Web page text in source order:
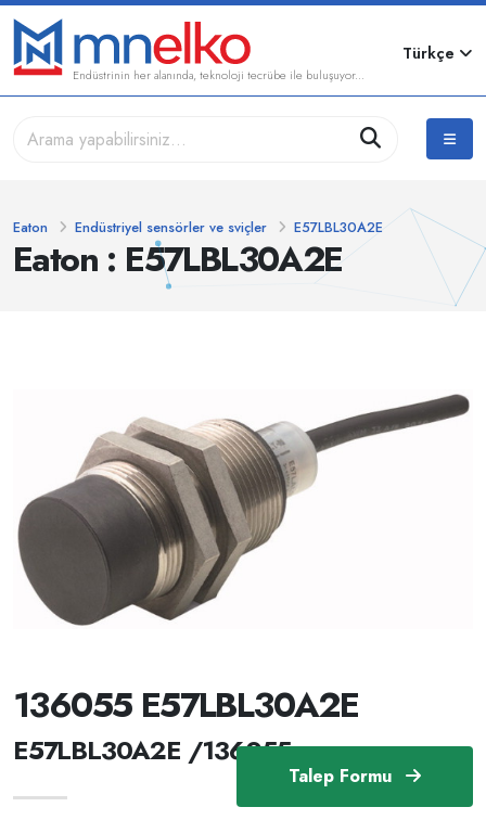
Endüstrinin her alanında, teknoloji tecrübe ile buluşuyor...
Türkçe
Eaton : E57LBL30A2E
Eaton Endüstriyel sensörler ve sviçler E57LBL30A2E
Talep Formu
136055 E57LBL30A2E
E57LBL30A2E /136055